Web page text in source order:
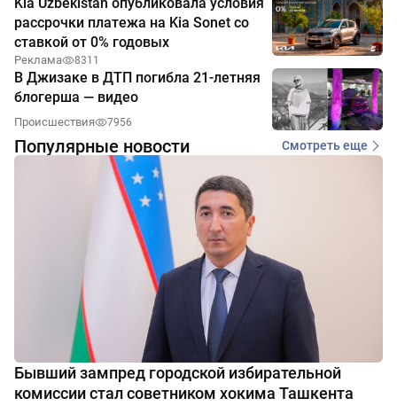
рассрочки платежа на Kia Sonet со
ставкой от 0% годовых
Реклама 8311
В Джизаке в ДТП погибла 21-летняя
блогерша — видео
Происшествия 7956
Популярные новости Смотреть еще
Бывший зампред городской избирательной
комиссии стал советником хокима Ташкента